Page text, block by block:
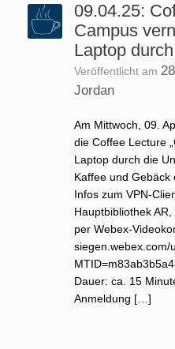
09.04.25:
Campus
Laptop
Veröffentlicht am
Jordan
Am Mittwoch, 09.
die Coffee Lecture
Laptop durch die
Kaffee und Gebäck
Infos zum VPN-
Hauptbibliothek
per Webex-
siegen.webex.com/
Dauer: ca. 15
Anmeldung […]